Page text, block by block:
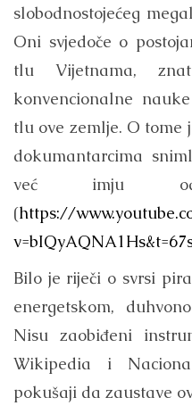
slobodnostojećeg
Oni svjedoče o
tlu Vijetnama,
konvencionalne
tlu ove zemlje. O tome
dokumantarcima
već imju
(https://
Bilo je riječi o svrsi
energetskom,
Nisu zaobiđeni
Wikipedia i
pokušaji da zaustave